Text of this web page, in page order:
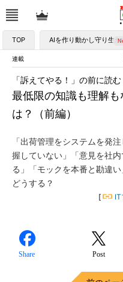
TOP AIを作り動かし守り生か
連載
最低限の知識も理解
は？（前編）
「訴えてやる！」の前に読
「出荷管理をシステムを発
握していない」「意見を社
る」「モックを本番と勘違
どうする？
[ IT
Share Post